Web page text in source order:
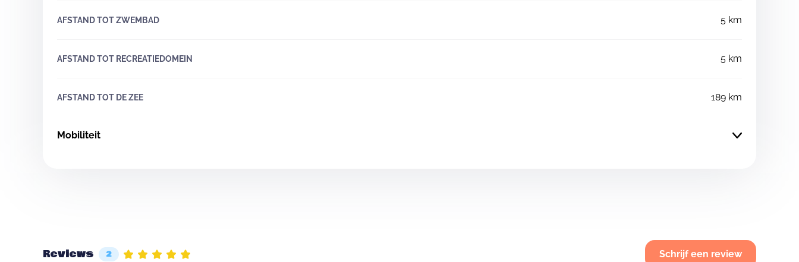
AFSTAND TOT ZWEMBAD 5 km
AFSTAND TOT RECREATIEDOMEIN 5 km
AFSTAND TOT DE ZEE 189 km
Mobiliteit
Reviews 2 Schrijf een review